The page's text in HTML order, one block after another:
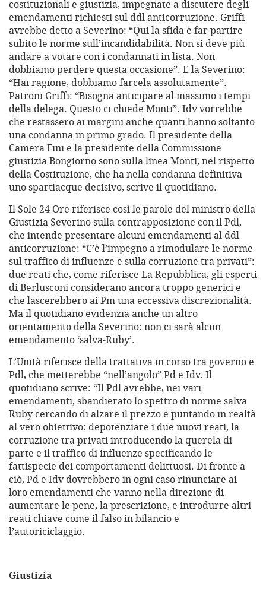
costituzionali e giustizia, impegnate a discutere degli
emendamenti richiesti sul ddl anticorruzione. Griffi
avrebbe detto a Severino: “Qui la sfida è far partire
subito le norme sull’incandidabilità. Non si deve più
andare a votare con i condannati in lista. Non
dobbiamo perdere questa occasione”. E la Severino:
“Hai ragione, dobbiamo farcela assolutamente”.
Patroni Griffi: “Bisogna anticipare al massimo i tempi
della delega. Questo ci chiede Monti”. Idv vorrebbe
che restassero ai margini anche quanti hanno soltanto
una condanna in primo grado. Il presidente della
Camera Fini e la presidente della Commissione
giustizia Bongiorno sono sulla linea Monti, nel rispetto
della Costituzione, che ha nella condanna definitiva
uno spartiacque decisivo, scrive il quotidiano.
Il Sole 24 Ore riferisce così le parole del ministro della
Giustizia Severino sulla contrapposizione con il Pdl,
che intende presentare alcuni emendamenti al ddl
anticorruzione: “C’è l’impegno a rimodulare le norme
sul traffico di influenze e sulla corruzione tra privati”:
due reati che, come riferisce La Repubblica, gli esperti
di Berlusconi considerano ancora troppo generici e
che lascerebbero ai Pm una eccessiva discrezionalità.
Ma il quotidiano evidenzia anche un altro
orientamento della Severino: non ci sarà alcun
emendamento ‘salva-Ruby’.
L’Unità riferisce della trattativa in corso tra governo e
Pdl, che metterebbe “nell’angolo” Pd e Idv. Il
quotidiano scrive: “Il Pdl avrebbe, nei vari
emendamenti, sbandierato lo spettro di norme salva
Ruby cercando di alzare il prezzo e puntando in realtà
al vero obiettivo: depotenziare i due nuovi reati, la
corruzione tra privati introducendo la querela di
parte e il traffico di influenze specificando le
fattispecie dei comportamenti delittuosi. Di fronte a
ciò, Pd e Idv dovrebbero in ogni caso rinunciare ai
loro emendamenti che vanno nella direzione di
aumentare le pene, la prescrizione, e introdurre altri
reati chiave come il falso in bilancio e
l’autoriciclaggio.
Giustizia